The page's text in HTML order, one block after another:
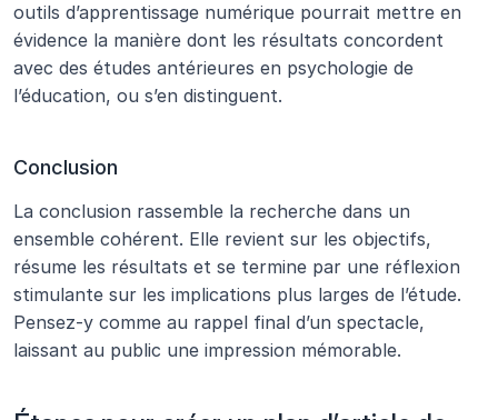
outils d’apprentissage numérique pourrait mettre en
évidence la manière dont les résultats concordent
avec des études antérieures en psychologie de
l’éducation, ou s’en distinguent.
Conclusion
La conclusion rassemble la recherche dans un
ensemble cohérent. Elle revient sur les objectifs,
résume les résultats et se termine par une réflexion
stimulante sur les implications plus larges de l’étude.
Pensez-y comme au rappel final d’un spectacle,
laissant au public une impression mémorable.